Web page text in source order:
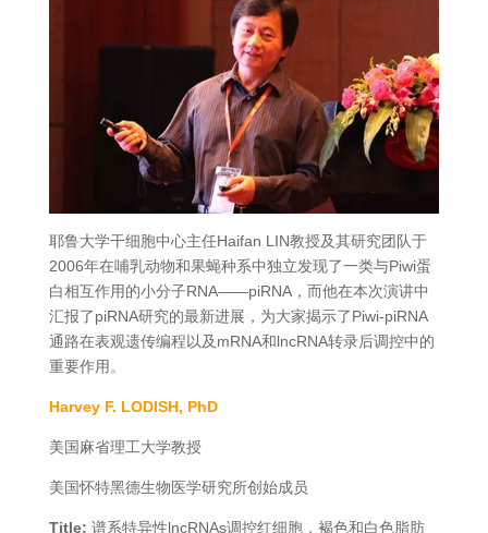
耶鲁大学干细胞中心主任Haifan LIN教授及其研究团队于
2006年在哺乳动物和果蝇种系中独立发现了一类与Piwi蛋
白相互作用的小分子RNA——piRNA，而他在本次演讲中
汇报了piRNA研究的最新进展，为大家揭示了Piwi-piRNA
通路在表观遗传编程以及mRNA和lncRNA转录后调控中的
重要作用。
Harvey F. LODISH, PhD
美国麻省理工大学教授
美国怀特黑德生物医学研究所创始成员
Title: 谱系特异性lncRNAs调控红细胞，褐色和白色脂肪